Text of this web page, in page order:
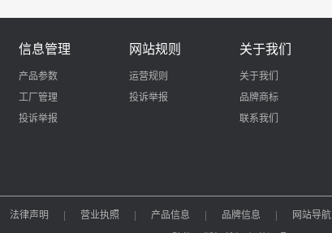
信息管理
产品参数
工厂管理
投诉举报
网站规则
运营规则
投诉举报
关于我们
关于我们
品牌商标
联系我们
法律声明 | 营业执照 | 产品信息 | 品牌信息 | 网站导航